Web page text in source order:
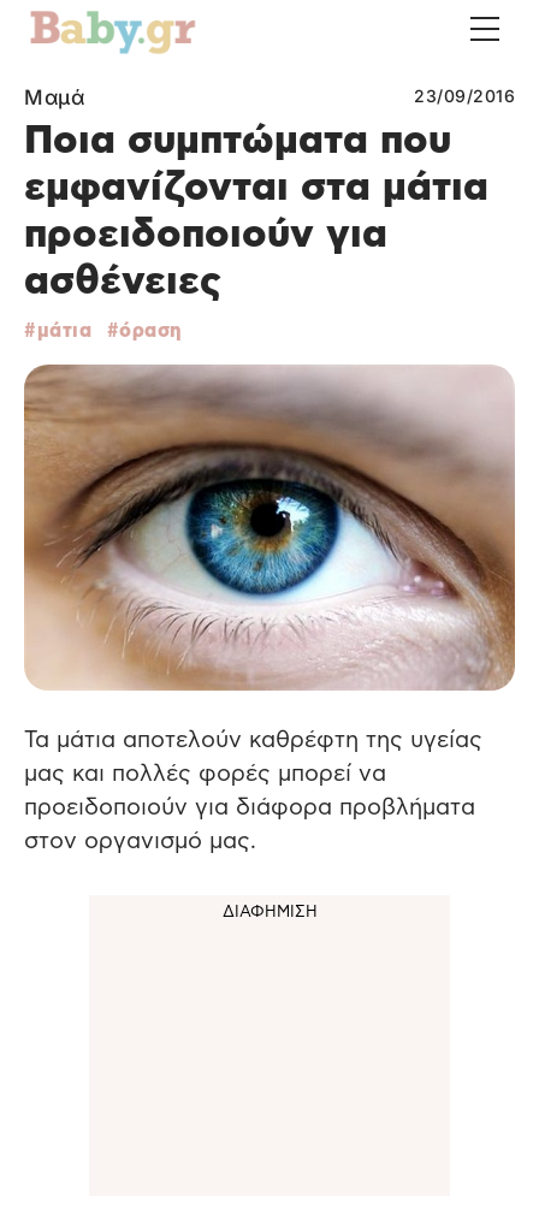
Μαμά 23/09/2016
Ποια συμπτώματα που
εμφανίζονται στα μάτια
προειδοποιούν για
ασθένειες
μάτια όραση
Τα μάτια αποτελούν καθρέφτη της υγείας
μας και πολλές φορές μπορεί να
προειδοποιούν για διάφορα προβλήματα
στον οργανισμό μας.